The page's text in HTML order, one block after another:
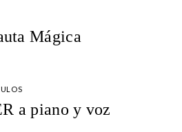
Mágica
a piano y voz